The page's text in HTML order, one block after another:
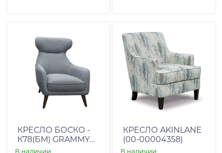
КРЕСЛО БОСКО -
К78(БМ) GRAMMY
438/СОЮЗ М
В наличии
КРЕСЛО AKINLANE
(00-00004358)
В наличии